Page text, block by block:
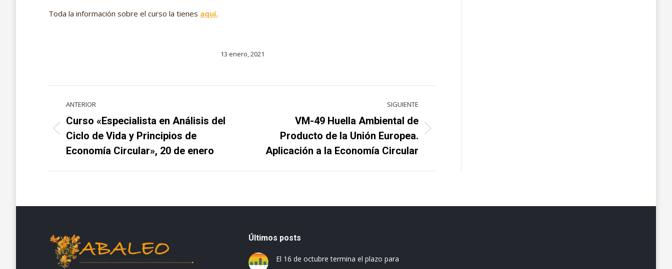
Toda la información sobre el curso la tienes aquí.
13 enero, 2021
entre
proyectos
ANTERIOR
Proyecto
anterior
Curso «Especialista en Análisis del
Ciclo de Vida y Principios de
Economía Circular», 20 de enero
SIGUIENTE
Proyecto
siguiente
VM-49 Huella Ambiental de
Producto de la Unión Europea.
Aplicación a la Economía Circular
Últimos posts
El 16 de octubre termina el plazo para